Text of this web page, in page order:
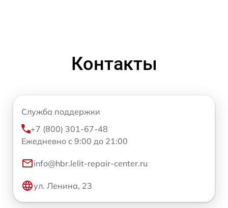
Контакты
Служба поддержки
+7 (800) 301-67-48
Ежедневно с 9:00 до 21:00
info@hbr.lelit-repair-center.ru
ул. Ленина, 23